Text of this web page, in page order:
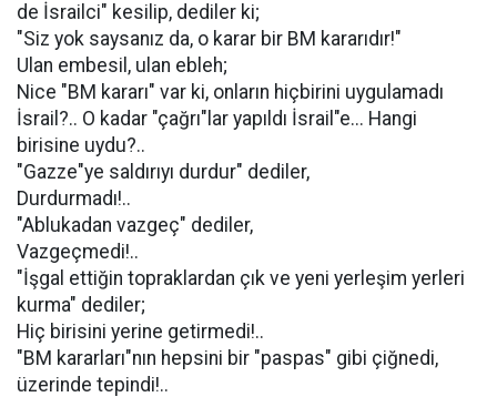
de İsrailci" kesilip, dediler ki;
"Siz yok saysanız da, o karar bir BM kararıdır!"
Ulan embesil, ulan ebleh;
Nice "BM kararı" var ki, onların hiçbirini uygulamadı
İsrail?.. O kadar "çağrı"lar yapıldı İsrail"e... Hangi
birisine uydu?..
"Gazze"ye saldırıyı durdur" dediler,
Durdurmadı!..
"Ablukadan vazgeç" dediler,
Vazgeçmedi!..
"İşgal ettiğin topraklardan çık ve yeni yerleşim yerleri
kurma" dediler;
Hiç birisini yerine getirmedi!..
"BM kararları"nın hepsini bir "paspas" gibi çiğnedi,
üzerinde tepindi!..